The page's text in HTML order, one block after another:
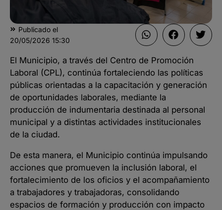
Publicado el
20/05/2026 15:30
El Municipio, a través del Centro de Promoción
Laboral (CPL), continúa fortaleciendo las políticas
públicas orientadas a la capacitación y generación
de oportunidades laborales, mediante la
producción de indumentaria destinada al personal
municipal y a distintas actividades institucionales
de la ciudad.
De esta manera, el Municipio continúa impulsando
acciones que promueven la inclusión laboral, el
fortalecimiento de los oficios y el acompañamiento
a trabajadores y trabajadoras, consolidando
espacios de formación y producción con impacto